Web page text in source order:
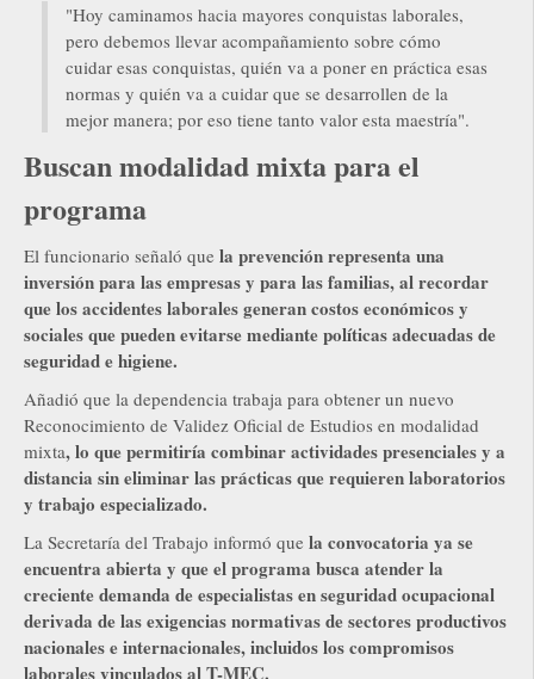
"Hoy caminamos hacia mayores conquistas laborales,
pero debemos llevar acompañamiento sobre cómo
cuidar esas conquistas, quién va a poner en práctica esas
normas y quién va a cuidar que se desarrollen de la
mejor manera; por eso tiene tanto valor esta maestría".
Buscan modalidad mixta para el
programa
El funcionario señaló que la prevención representa una
inversión para las empresas y para las familias, al recordar
que los accidentes laborales generan costos económicos y
sociales que pueden evitarse mediante políticas adecuadas de
seguridad e higiene.
Añadió que la dependencia trabaja para obtener un nuevo
Reconocimiento de Validez Oficial de Estudios en modalidad
mixta, lo que permitiría combinar actividades presenciales y a
distancia sin eliminar las prácticas que requieren laboratorios
y trabajo especializado.
La Secretaría del Trabajo informó que la convocatoria ya se
encuentra abierta y que el programa busca atender la
creciente demanda de especialistas en seguridad ocupacional
derivada de las exigencias normativas de sectores productivos
nacionales e internacionales, incluidos los compromisos
laborales vinculados al T-MEC.